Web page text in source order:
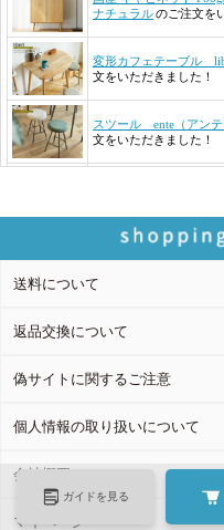
ガイドを見る
送料について
返品交換について
偽サイトに関するご注意
個人情報の取り扱いについて
会社概要
マイページ